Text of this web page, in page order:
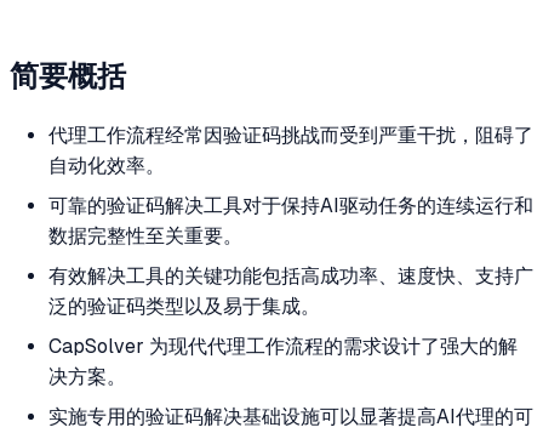
简要概括
代理工作流程经常因验证码挑战而受到严重干扰，阻碍了
自动化效率。
可靠的验证码解决工具对于保持AI驱动任务的连续运行和
数据完整性至关重要。
有效解决工具的关键功能包括高成功率、速度快、支持广
泛的验证码类型以及易于集成。
CapSolver 为现代代理工作流程的需求设计了强大的解
决方案。
实施专用的验证码解决基础设施可以显著提高AI代理的可